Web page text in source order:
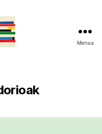
Menua